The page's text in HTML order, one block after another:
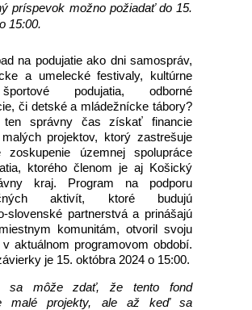
príspevok možno požiadať do 15.
15:00.
na podujatie ako dni samospráv,
a umelecké festivaly, kultúrne
podujatia, odborné
či detské a mládežnícke tábory?
ten správny čas získať financie
projektov, ktorý zastrešuje
zoskupenie územnej spolupráce
ktorého členom je aj Košický
kraj. Program na podporu
aktivít, ktoré budujú
slovenské partnerstvá a prinášajú
komunitám, otvoril svoju
aktuálnom programovom období.
je 15. októbra 2024 o 15:00.
sa môže zdať, že tento fond
malé projekty, ale až keď sa